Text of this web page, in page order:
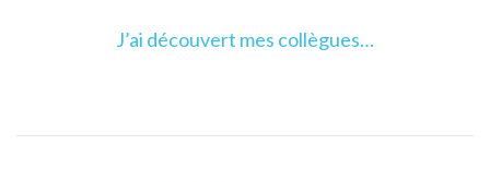
J’ai découvert mes collègues…